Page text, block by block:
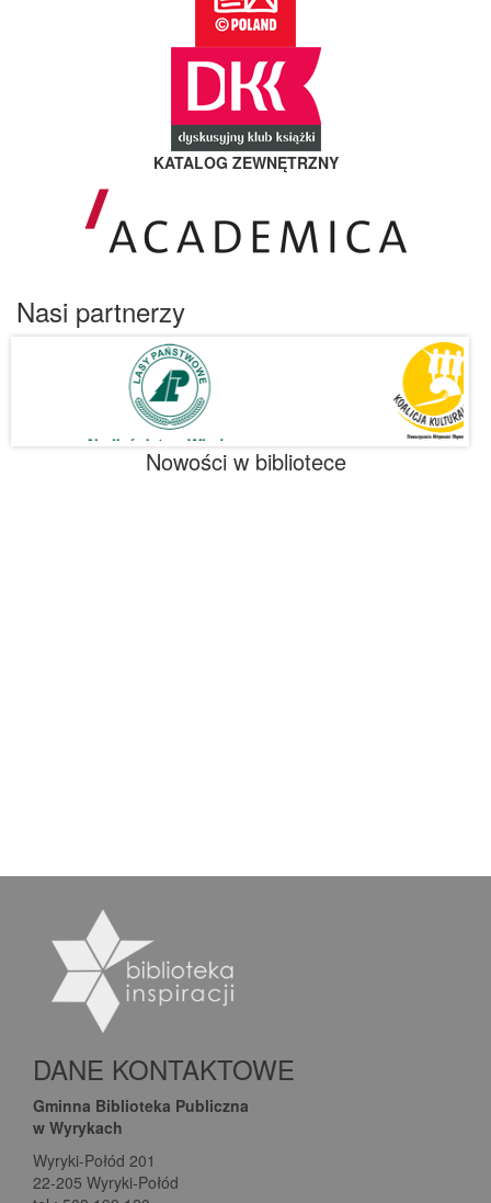
KATALOG ZEWNĘTRZNY
Nasi partnerzy
Nowości w bibliotece
DANE KONTAKTOWE
Gminna Biblioteka Publiczna
w Wyrykach
Wyryki-Połód 201
22-205 Wyryki-Połód